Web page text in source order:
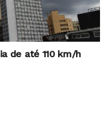
de até 110 km/h